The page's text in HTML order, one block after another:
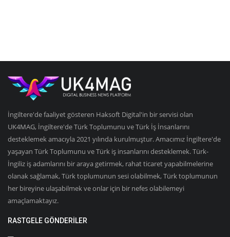
İngiltere'de faaliyet gösteren Haksoft Digital'in bir servisi olan
UK4MAG, İngiltere'de Türk Toplumunu ve Türk İş İnsanlarını
desteklemek amacıyla 2021 yılında kurulmuştur. Amacımız İngiltere'de
yaşayan Türk Toplumunu ve Türk iş insanlarını desteklemek. Türk-
İngiliz iş adamlarını bir araya getirmek, rahat ticaret yapabilmelerine
olanak sağlamak, Türk toplumunun sesi olabilmek, Türk toplumunun
her bireyine ulaşabilmek ve onlar için bir nefes olabilemeyi
amaçlamaktayız.
RASTGELE GÖNDERILER